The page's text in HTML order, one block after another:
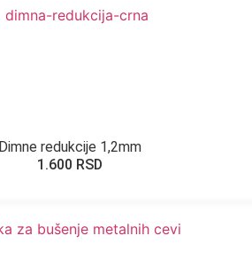
Dimne redukcije 1,2mm
1.600 RSD